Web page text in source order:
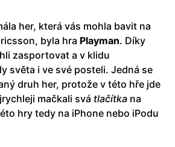
her, která vás mohla bavit na
byla hra Playman. Díky
zasportovat a v klidu
světa i ve své posteli. Jedná se
druh her, protože v této hře jde
mačkali svá tlačítka na
hry tedy na iPhone nebo iPodu